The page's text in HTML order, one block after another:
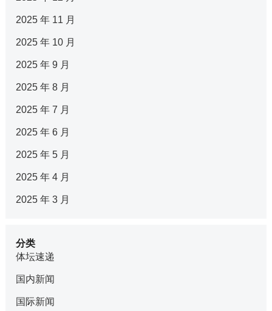
2025 年 11 月
2025 年 10 月
2025 年 9 月
2025 年 8 月
2025 年 7 月
2025 年 6 月
2025 年 5 月
2025 年 4 月
2025 年 3 月
分类
体坛速递
国内新闻
国际新闻